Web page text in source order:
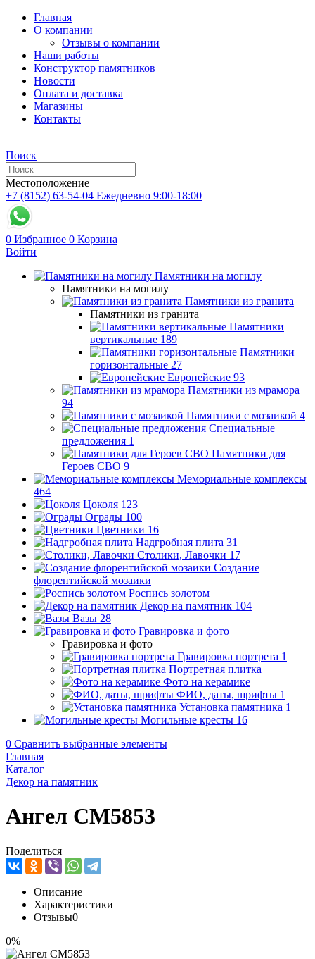
Главная
О компании
Отзывы о компании
Наши работы
Конструктор памятников
Новости
Оплата и доставка
Магазины
Контакты
Поиск
Местоположение
+7 (8152) 63-54-04 Ежедневно 9:00-18:00
0 Избранное 0 Корзина
Войти
Памятники на могилу
Памятники на могилу
Памятники из гранита
Памятники из гранита
Памятники
вертикальные 189
Памятники
горизонтальные 27
Европейские 93
Памятники из мрамора
94
Памятники с мозаикой 4
Специальные
предложения 1
Памятники для
Героев СВО 9
Мемориальные комплексы
464
Цоколя 123
Ограды 100
Цветники 16
Надгробная плита 31
Столики, Лавочки 17
Создание
флорентийской мозаики
Роспись золотом
Декор на памятник 104
Вазы 28
Гравировка и фото
Гравировка и фото
Гравировка портрета 1
Портретная плитка
Фото на керамике
ФИО, даты, шрифты 1
Установка памятника 1
Могильные кресты 16
0 Сравнить выбранные элементы
Главная
Каталог
Декор на памятник
Ангел CM5853
Поделиться
Описание
Характеристики
Отзывы0
0%